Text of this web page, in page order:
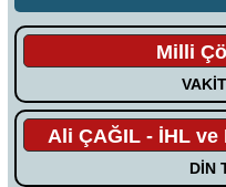
Milli
Ali ÇAĞIL - İHL
DİN